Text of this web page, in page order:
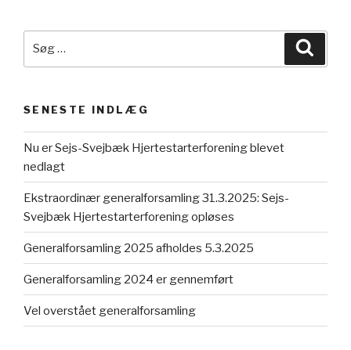
SENESTE INDLÆG
Nu er Sejs-Svejbæk Hjertestarterforening blevet
nedlagt
Ekstraordinær generalforsamling 31.3.2025: Sejs-
Svejbæk Hjertestarterforening opløses
Generalforsamling 2025 afholdes 5.3.2025
Generalforsamling 2024 er gennemført
Vel overstået generalforsamling